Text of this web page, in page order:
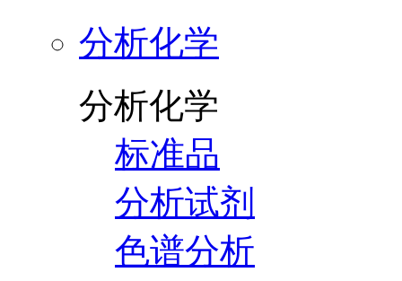
分析化学
分析化学
标准品
分析试剂
色谱分析